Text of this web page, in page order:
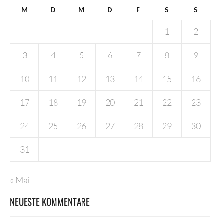
M D M D F S S
1 2
3 4 5 6 7 8 9
10 11 12 13 14 15 16
17 18 19 20 21 22 23
24 25 26 27 28 29 30
31
« Mai
NEUESTE KOMMENTARE